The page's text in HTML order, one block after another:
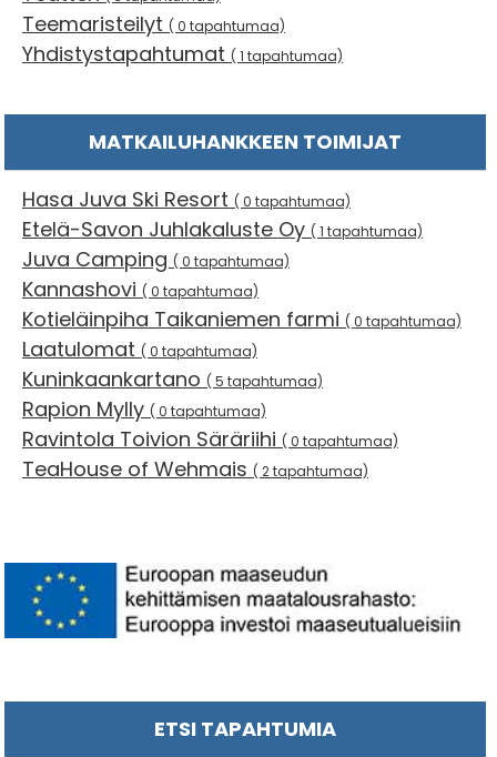
Teemaristeilyt ( 0 tapahtumaa)
Yhdistystapahtumat ( 1 tapahtumaa)
MATKAILUHANKKEEN TOIMIJAT
Hasa Juva Ski Resort ( 0 tapahtumaa)
Etelä-Savon Juhlakaluste Oy ( 1 tapahtumaa)
Juva Camping ( 0 tapahtumaa)
Kannashovi ( 0 tapahtumaa)
Kotieläinpiha Taikaniemen farmi ( 0 tapahtumaa)
Laatulomat ( 0 tapahtumaa)
Kuninkaankartano ( 5 tapahtumaa)
Rapion Mylly ( 0 tapahtumaa)
Ravintola Toivion Säräriihi ( 0 tapahtumaa)
TeaHouse of Wehmais ( 2 tapahtumaa)
ETSI TAPAHTUMIA